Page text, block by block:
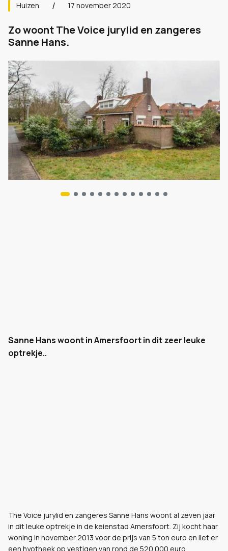
Huizen 17 november 2020
Zo woont The Voice jurylid en zangeres
Sanne Hans.
Sanne Hans woont in Amersfoort in dit zeer leuke
optrekje..
The Voice jurylid en zangeres Sanne Hans woont al zeven jaar
in dit leuke optrekje in de keienstad Amersfoort. Zij kocht haar
woning in november 2013 voor de prijs van 5 ton euro en liet er
een hyotheek op vestigen van rond de 520.000 euro.